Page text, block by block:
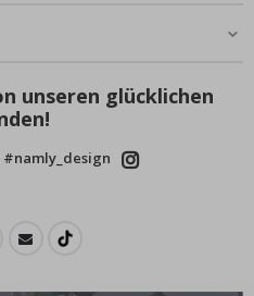
unseren glücklichen